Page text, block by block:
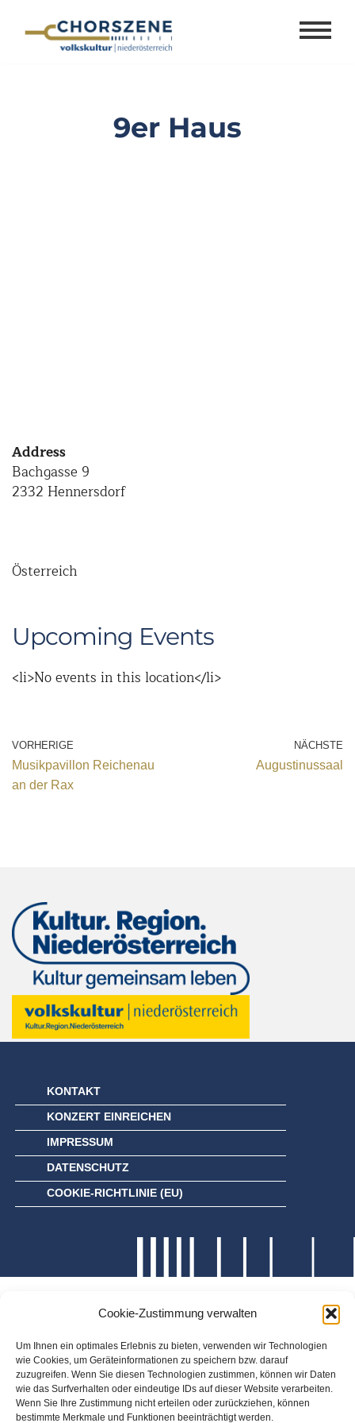
Cookie-Zustimmung verwalten
Um Ihnen ein optimales Erlebnis zu bieten, verwenden wir Technologien
wie Cookies, um Geräteinformationen zu speichern bzw. darauf
zuzugreifen. Wenn Sie diesen Technologien zustimmen, können wir Daten
wie das Surfverhalten oder eindeutige IDs auf dieser Website verarbeiten.
Wenn Sie Ihre Zustimmung nicht erteilen oder zurückziehen, können
bestimmte Merkmale und Funktionen beeinträchtigt werden.
9er Haus
Address
Bachgasse 9
2332 Hennersdorf
Österreich
Upcoming Events
<li>No events in this location</li>
VORHERIGE
Musikpavillon Reichenau
an der Rax
NÄCHSTE
Augustinussaal
KONTAKT
KONZERT EINREICHEN
IMPRESSUM
DATENSCHUTZ
COOKIE-RICHTLINIE (EU)